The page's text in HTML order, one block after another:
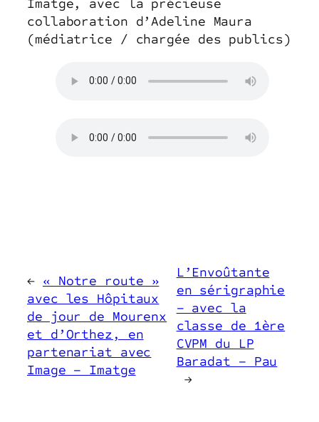
Imatge, avec la précieuse
collaboration d’Adeline Maura
(médiatrice / chargée des publics)
← « Notre route »
avec les Hôpitaux
de jour de Mourenx
et d’Orthez, en
partenariat avec
Image – Imatge
L’Envoûtante
en sérigraphie
– avec la
classe de 1ère
CVPM du LP
Baradat – Pau
→